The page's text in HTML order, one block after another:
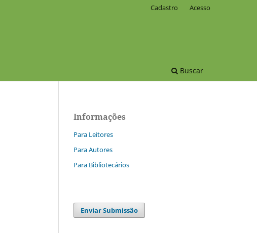
Buscar
Cadastro Acesso
Informações
Para Leitores
Para Autores
Para Bibliotecários
Enviar Submissão